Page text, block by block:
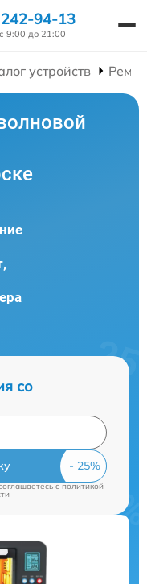
94-13
9:00 до 21:00
устройств
со
c политикой